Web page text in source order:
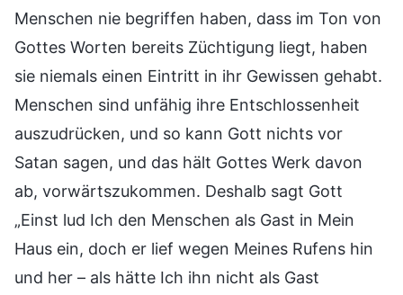
Menschen nie begriffen haben, dass im Ton von
Gottes Worten bereits Züchtigung liegt, haben
sie niemals einen Eintritt in ihr Gewissen gehabt.
Menschen sind unfähig ihre Entschlossenheit
auszudrücken, und so kann Gott nichts vor
Satan sagen, und das hält Gottes Werk davon
ab, vorwärtszukommen. Deshalb sagt Gott
„Einst lud Ich den Menschen als Gast in Mein
Haus ein, doch er lief wegen Meines Rufens hin
und her – als hätte Ich ihn nicht als Gast